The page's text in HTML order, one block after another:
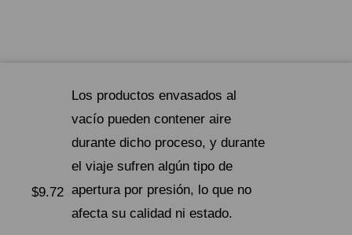
$9.72
Los productos envasados ​​al
vacío pueden contener aire
durante dicho proceso, y durante
el viaje sufren algún tipo de
apertura por presión, lo que no
afecta su calidad ni estado.